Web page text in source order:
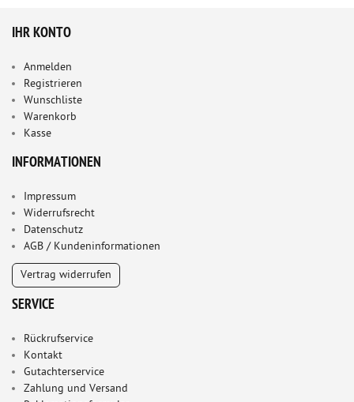
IHR KONTO
Anmelden
Registrieren
Wunschliste
Warenkorb
Kasse
INFORMATIONEN
Impressum
Widerrufsrecht
Datenschutz
AGB / Kundeninformationen
Vertrag widerrufen
SERVICE
Rückrufservice
Kontakt
Gutachterservice
Zahlung und Versand